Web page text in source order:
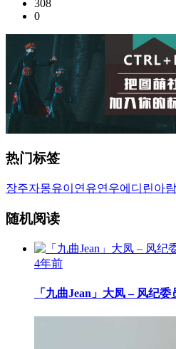
308
0
热门标签
장주자몽유이 연유연우에디린아람
随机阅读
4年前
「九曲Jean」大凤 – 风纪委